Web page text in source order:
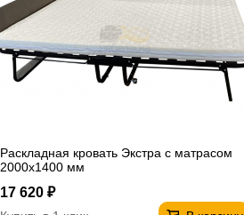
Раскладная кровать Экстра с матрасом
2000х1400 мм
17 620 ₽